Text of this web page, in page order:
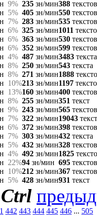
9% 235 зн/мин388 текстов
5% 405 зн/мин550 текстов
7% 283 зн/мин535 текстов
6% 325 зн/мин1011
6% 363 зн/мин530 текстов
6% 352 зн/мин599 текстов
4% 487 зн/мин3483 текста
8% 250 зн/мин543 текста
8% 271 зн/мин1888
10%213 зн/мин1197
13%160 зн/мин400 текстов
8% 255 зн/мин351 текст
9% 243 зн/мин565 текстов
7% 322 зн/мин19043
6% 372 зн/мин398 текстов
7% 303 зн/мин432 текста
5% 432 зн/мин328 текстов
4% 492 зн/мин1825
22%94 зн/мин 695 текстов
10%212 зн/мин367 текстов
5% 428 зн/мин931 текст
Ctrl
442 443 444 445 446 ... 505